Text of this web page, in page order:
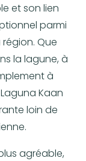
et son lien
parmi
Que
la lagune, à
à
Kaan
loin de
agréable,